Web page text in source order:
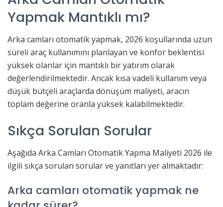
Yapmak Mantıklı mı?
Arka camları otomatik yapmak, 2026 koşullarında uzun
süreli araç kullanımını planlayan ve konfor beklentisi
yüksek olanlar için mantıklı bir yatırım olarak
değerlendirilmektedir. Ancak kısa vadeli kullanım veya
düşük bütçeli araçlarda dönüşüm maliyeti, aracın
toplam değerine oranla yüksek kalabilmektedir.
Sıkça Sorulan Sorular
Aşağıda Arka Camları Otomatik Yapma Maliyeti 2026 ile
ilgili sıkça sorulan sorular ve yanıtları yer almaktadır:
Arka camları otomatik yapmak ne